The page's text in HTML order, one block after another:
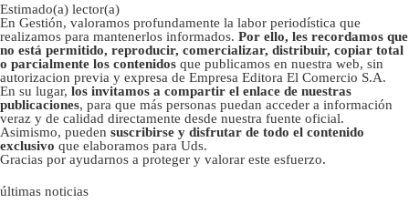
Estimado(a) lector(a)
En Gestión, valoramos profundamente la labor periodística que
realizamos para mantenerlos informados. Por ello, les recordamos que
no está permitido, reproducir, comercializar, distribuir, copiar total
o parcialmente los contenidos que publicamos en nuestra web, sin
autorizacion previa y expresa de Empresa Editora El Comercio S.A.
En su lugar, los invitamos a compartir el enlace de nuestras
publicaciones, para que más personas puedan acceder a información
veraz y de calidad directamente desde nuestra fuente oficial.
Asimismo, pueden suscribirse y disfrutar de todo el contenido
exclusivo que elaboramos para Uds.
Gracias por ayudarnos a proteger y valorar este esfuerzo.
últimas noticias